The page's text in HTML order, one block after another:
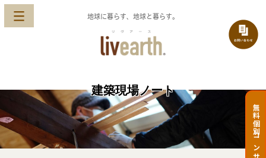
地球に暮らす、地球と暮らす。
建築現場ノート